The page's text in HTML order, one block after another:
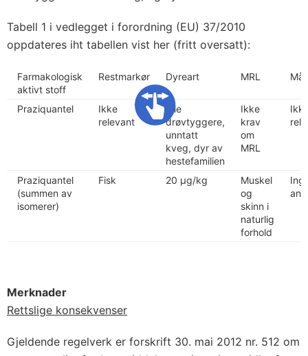
Tabell 1 i vedlegget i forordning (EU) 37/2010
oppdateres iht tabellen vist her (fritt oversatt):
Farmakologisk
aktivt stoff
Restmarkør Dyreart MRL
Praziquantel
Ikke
relevant
Alle
drøvtyggere,
unntatt
kveg, dyr av
hestefamilien
Ikke
krav
om
MRL
Praziquantel
(summen av
isomerer)
Fisk 20 µg/kg
Muskel
og
skinn i
naturlig
forhold
Merknader
Rettslige konsekvenser
Gjeldende regelverk er forskrift 30. mai 2012 nr. 512 om